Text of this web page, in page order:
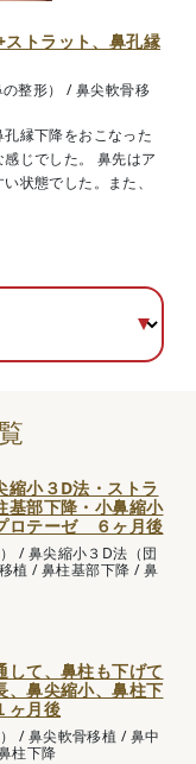
トラット、鼻孔縁
整形） /鼻尖軟骨移
縁下降をおこなった
じでした。 鼻先はア
状態でした。また、
縮小３D法・ストラ
基部下降・小鼻縮小
ロテーゼ ６ヶ月後
/鼻尖縮小３D法（団
植 /鼻柱基部下降 /鼻
して、鼻柱も下げて
、鼻尖縮小、鼻柱下
ヶ月後
/鼻尖軟骨移植 /鼻中
柱下降